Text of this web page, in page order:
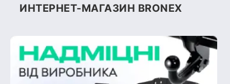
ИНТЕРНЕТ-МАГАЗИН BRONEX